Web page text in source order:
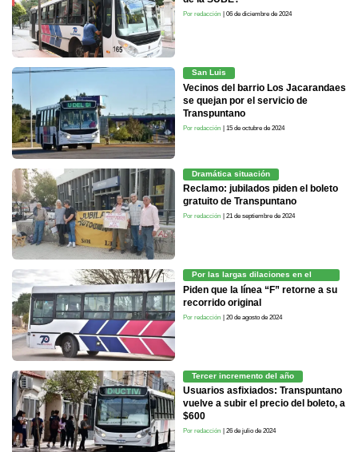
Por redacción | 06 de diciembre de 2024
San Luis
Vecinos del barrio Los Jacarandaes
se quejan por el servicio de
Transpuntano
Por redacción | 15 de octubre de 2024
Dramática situación
Reclamo: jubilados piden el boleto
gratuito de Transpuntano
Por redacción | 21 de septiembre de 2024
Por las largas dilaciones en el
servicio actual
Piden que la línea “F” retorne a su
recorrido original
Por redacción | 20 de agosto de 2024
Tercer incremento del año
Usuarios asfixiados: Transpuntano
vuelve a subir el precio del boleto, a
$600
Por redacción | 26 de julio de 2024